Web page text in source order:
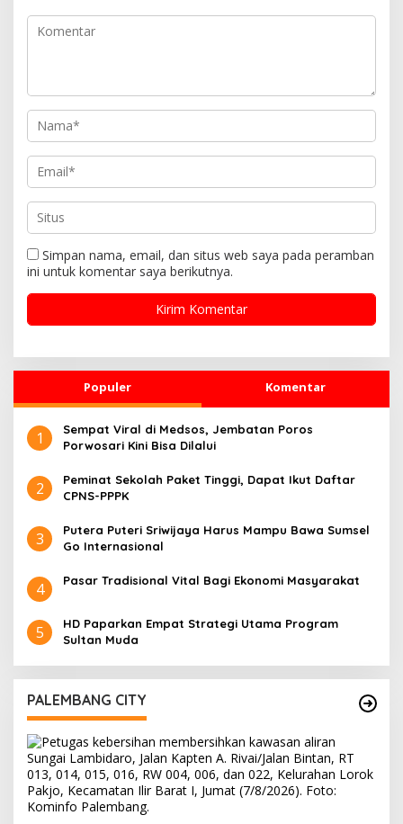
i
p
s
Simpan nama, email, dan situs web saya pada peramban
ini untuk komentar saya berikutnya.
Populer Komentar
1
Sempat Viral di Medsos, Jembatan Poros
Porwosari Kini Bisa Dilalui
2
Peminat Sekolah Paket Tinggi, Dapat Ikut Daftar
CPNS-PPPK
3
Putera Puteri Sriwijaya Harus Mampu Bawa Sumsel
Go Internasional
4 Pasar Tradisional Vital Bagi Ekonomi Masyarakat
5
HD Paparkan Empat Strategi Utama Program
Sultan Muda
PALEMBANG CITY